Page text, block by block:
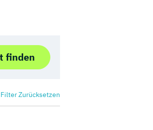
finden
Filter Zurücksetzen